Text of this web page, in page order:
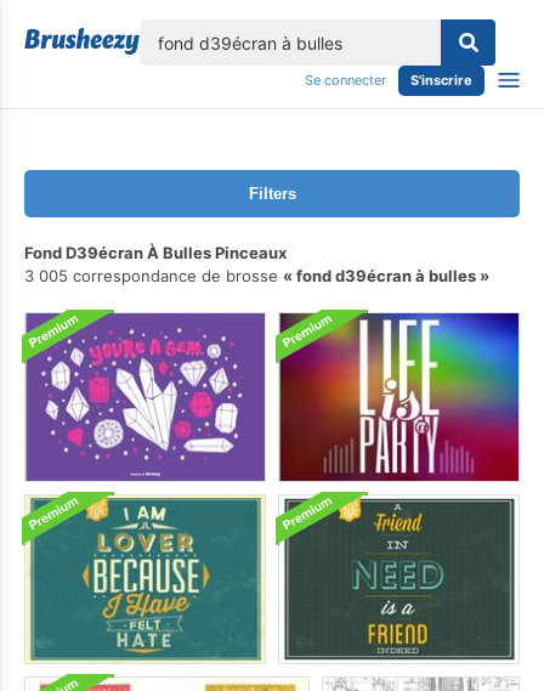
Se connecter S'inscrire
Filters
Fond D39écran À Bulles Pinceaux
3 005 correspondance de brosse
fond d39écran à bulles